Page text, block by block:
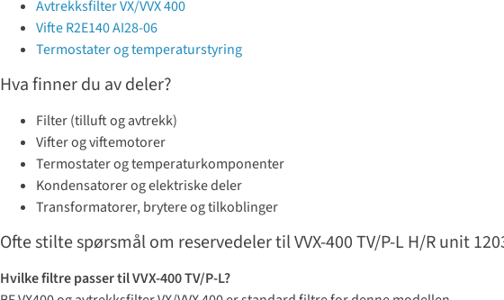
Avtrekksfilter VX/VVX 400
Vifte R2E140 AI28-06
Termostater og temperaturstyring
Hva finner du av deler?
Filter (tilluft og avtrekk)
Vifter og viftemotorer
Termostater og temperaturkomponenter
Kondensatorer og elektriske deler
Transformatorer, brytere og tilkoblinger
Ofte stilte spørsmål om reservedeler til VVX-400 TV/P-L H/R unit
Hvilke filtre passer til VVX-400 TV/P-L?